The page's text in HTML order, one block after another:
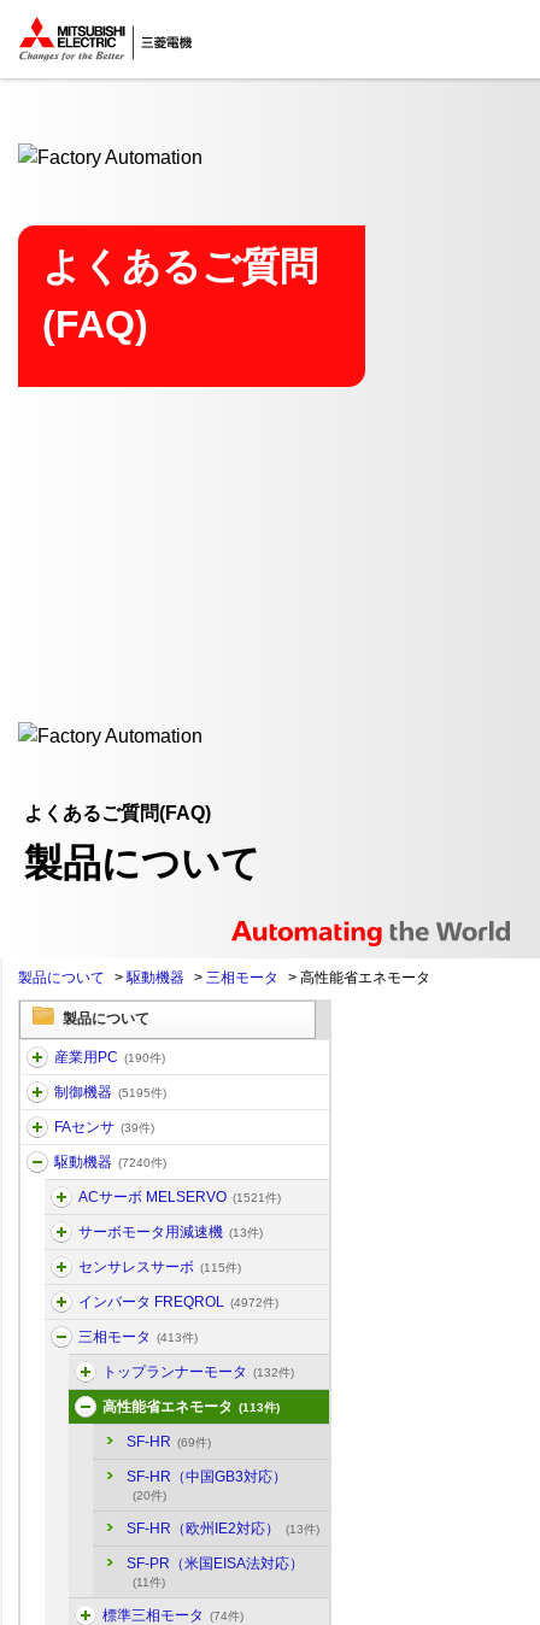
ここから本文
よくあるご質問
(FAQ)
よくあるご質問(FAQ)
製品について
製品について >駆動機器 > 三相モータ > 高性能省エネモータ
製品について
産業用PC (190件)
制御機器 (5195件)
FAセンサ (39件)
駆動機器 (7240件)
ACサーボ MELSERVO (1521件)
サーボモータ用減速機 (13件)
センサレスサーボ (115件)
インバータ FREQROL (4972件)
三相モータ (413件)
トップランナーモータ (132件)
高性能省エネモータ (113件)
SF-HR (69件)
SF-HR（中国GB3対応）
(20件)
SF-HR（欧州IE2対応） (13件)
SF-PR（米国EISA法対応）
(11件)
標準三相モータ (74件)